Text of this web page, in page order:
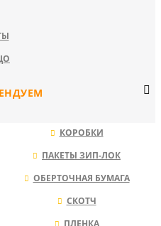
КОРОБКИ
ПАКЕТЫ ЗИП-ЛОК
ОБЕРТОЧНАЯ БУМАГА
СКОТЧ
ПЛЕНКА